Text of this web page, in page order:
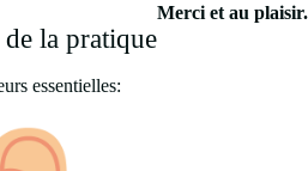
Merci et au plaisir.
la pratique
essentielles: